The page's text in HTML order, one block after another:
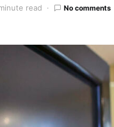
read No comments